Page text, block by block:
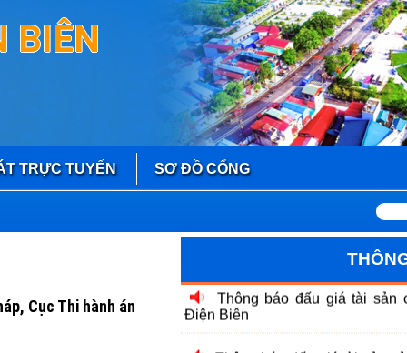
BIÊN
TRỰC TUYẾN SƠ ĐỒ CỔNG
Cục Thi hành án
Công khai danh sách tổ
tư vấn viên pháp luật trên địa bàn
Thông báo Đấu giá tài sản
Thông báo Đấu giá tài sản
Thông báo đấu giá tài sản
Biên
Thông báo Đấu giá tài sản